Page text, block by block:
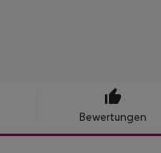
Bewertungen